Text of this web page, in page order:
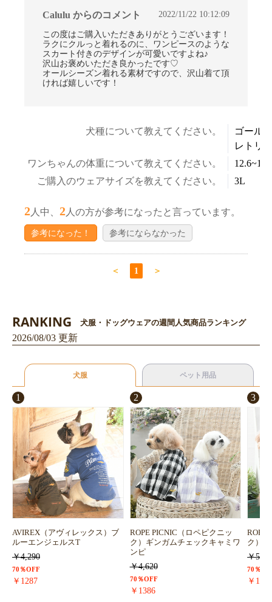
Calulu からのコメント 2022/11/22 10:12:09
この度はご購入いただきありがとうございます！
ラクにクルっと着れるのに、ワンピースのような
スカート付きのデザインが可愛いですよね♪
沢山お褒めいただき良かったです♡
オールシーズン着れる素材ですので、沢山着て頂
ければ嬉しいです！
犬種について教えてください。
ゴール
レトリ
ワンちゃんの体重について教えてください。
ご購入のウェアサイズを教えてください。
3L
2人中、 2人の方が参考になったと言っています。
参考になった！ 参考にならなかった
＜ 1 ＞
RANKING 犬服・ドッグウェアの週間人気商品ランキング
2026/08/03 更新
犬服 ペット用品
1
AVIREX（アヴィレックス）ブ
ルーエンジェルスT
￥4,290
70％OFF
￥1287
2
ROPE PICNIC（ロペピクニッ
ク）ギンガムチェックキャミワ
ンピ
￥4,620
70％OFF
￥1386
3
ROPE
ク）
￥
70％
￥